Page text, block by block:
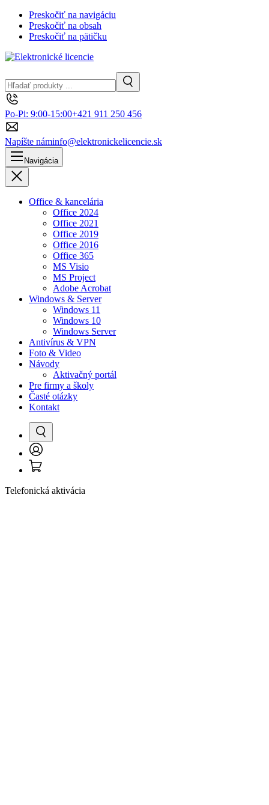
Preskočiť na navigáciu
Preskočiť na obsah
Preskočiť na pätičku
Po-Pi: 9:00-15:00+421 911 250 456
Napíšte náminfo@elektronickelicencie.sk
Navigácia
Office & kancelária
Office 2024
Office 2021
Office 2019
Office 2016
Office 365
MS Visio
MS Project
Adobe Acrobat
Windows & Server
Windows 11
Windows 10
Windows Server
Antivírus & VPN
Foto & Video
Návody
Aktivačný portál
Pre firmy a školy
Časté otázky
Kontakt
Prihlásenie
Registrácia
Košík
Telefonická aktivácia